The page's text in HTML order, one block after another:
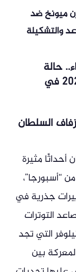
ميونخ ضد
والتشكيلة
حالة
الطقس غدًا الأربعاء 3 يونيو 2026 في
السلطان
أحداثًا مثيرة
“أسبورجا”،
جذرية في
التوترات
التي تجد
بين